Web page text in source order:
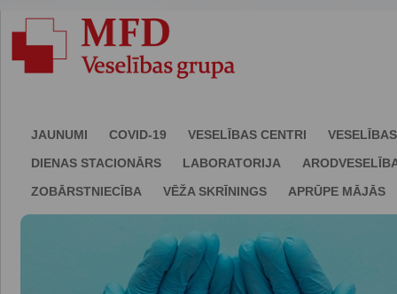
JAUNUMI COVID-19 VESELĪBAS CENTRI
DIENAS STACIONĀRS
LABORATORIJA
ZOBĀRSTNIECĪBA
VĒŽA SKRĪNINGS APRŪPE MĀJĀS